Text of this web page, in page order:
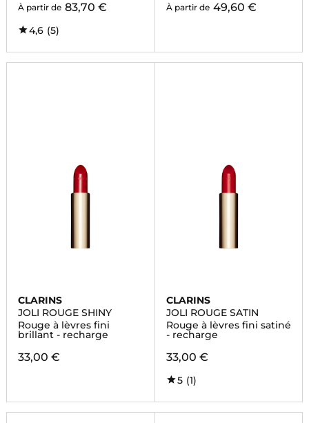
À partir de 83,70 €
4,6 (5)
À partir de 49,60 €
CLARINS
JOLI ROUGE SHINY
Rouge à lèvres fini
brillant - recharge
33,00 €
CLARINS
JOLI ROUGE SATIN
Rouge à lèvres fini satiné
- recharge
33,00 €
5 (1)